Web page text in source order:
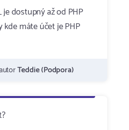
je dostupný až od PHP
kde máte účet je PHP
Teddie (Podpora)